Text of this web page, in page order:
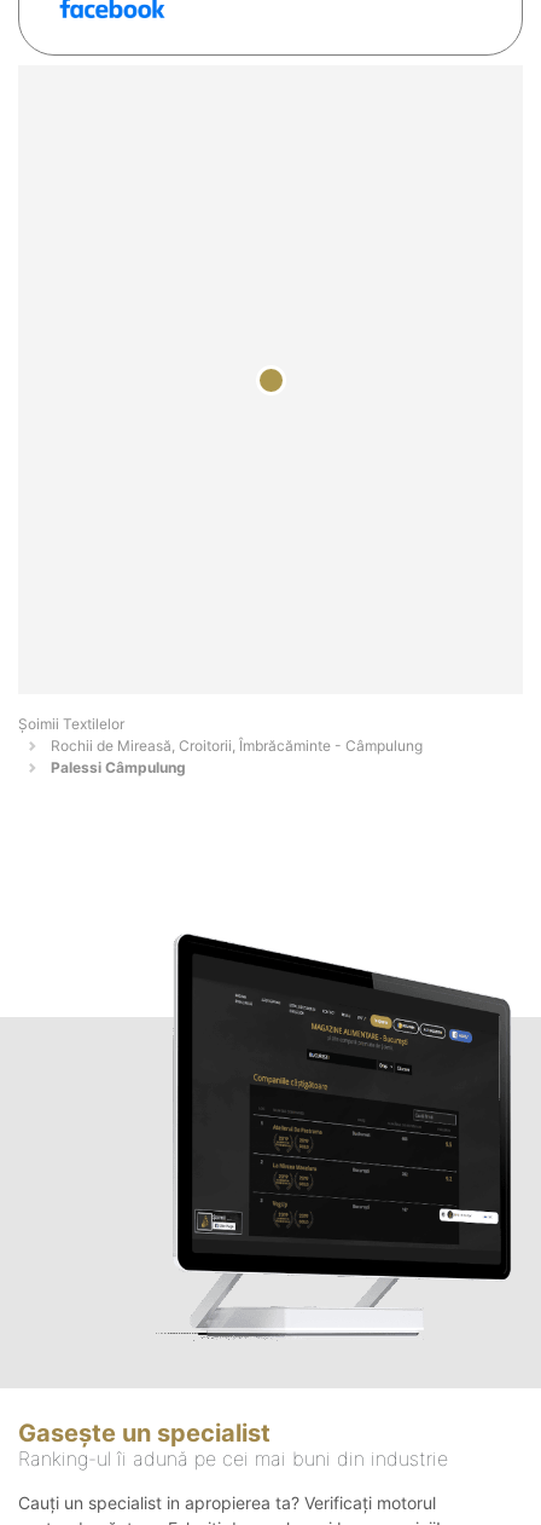
Șoimii Textilelor
Rochii de Mireasă, Croitorii, Îmbrăcăminte - Câmpulung
Palessi Câmpulung
Gasește un specialist
Ranking-ul îi adună pe cei mai buni din industrie
Cauți un specialist in apropierea ta? Verificați motorul